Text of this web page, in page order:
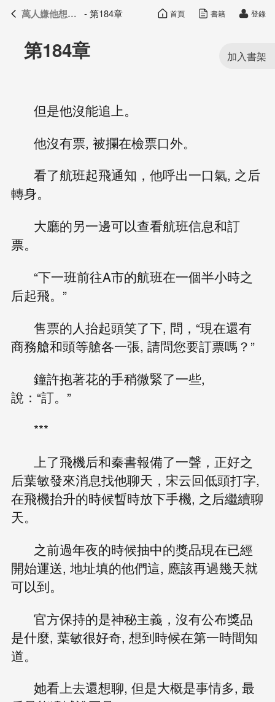
萬人嫌他想開了 目錄
第184章
但是他沒能追上。
他沒有票, 被攔在檢票口外。
看了航班起飛通知，他呼出一口氣, 之后
轉身。
大廳的另一邊可以查看航班信息和訂
票。
“下一班前往A市的航班在一個半小時之
后起飛。”
售票的人抬起頭笑了下, 問，“現在還有
商務艙和頭等艙各一張, 請問您要訂票嗎？”
鐘許抱著花的手稍微緊了一些,
說：“訂。”
***
上了飛機后和秦書報備了一聲，正好之
后葉敏發來消息找他聊天，宋云回低頭打字,
在飛機抬升的時候暫時放下手機, 之后繼續聊
天。
之前過年夜的時候抽中的獎品現在已經
開始運送, 地址填的他們這, 應該再過幾天就
可以到。
官方保持的是神秘主義，沒有公布獎品
是什麼, 葉敏很好奇, 想到時候在第一時間知
道。
她看上去還想聊, 但是大概是事情多, 最
萬人嫌他想開了 - 第184章 首頁 書籍 登錄